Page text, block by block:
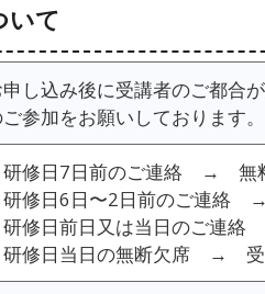
いて
し込み後に受講者のご都合
参加をお願いしております。
研修日7日前のご連絡 → 無
研修日6日〜2日前のご連絡
研修日前日又は当日のご連
研修日当日の無断欠席 → 受